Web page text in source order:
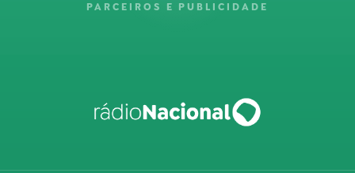
PARCEIROS E PUBLICIDADE